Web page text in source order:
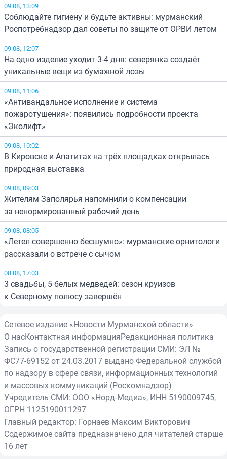
09.08, 13:09
Соблюдайте гигиену и будьте активны: мурманский
Роспотребнадзор дал советы по защите от ОРВИ летом
09.08, 12:07
На одно изделие уходит 3-4 дня: северянка создаёт
уникальные вещи из бумажной лозы
09.08, 11:06
«Антивандальное исполнение и система
пожаротушения»: появились подробности проекта
«Эколифт»
09.08, 10:02
В Кировске и Апатитах на трёх площадках открылась
природная выставка
09.08, 09:03
Жителям Заполярья напомнили о компенсации
за ненормированный рабочий день
09.08, 08:05
«Летел совершенно бесшумно»: мурманские орнитологи
рассказали о встрече с сычом
08.08, 17:03
3 свадьбы, 5 белых медведей: сезон круизов
к Северному полюсу завершён
Сетевое издание «Новости Мурманской области»
О насКонтактная информацияРедакционная политика
Запись о государственной регистрации СМИ: ЭЛ №
ФС77-69152 от 24.03.2017 выдано Федеральной службой
по надзору в сфере связи, информационных технологий
и массовых коммуникаций (Роскомнадзор)
Учредитель СМИ: ООО «Норд-Медиа», ИНН 5190009745,
ОГРН 1125190011297
Главный редактор: Горнаев Максим Викторович
Содержимое сайта предназначено для читателей старше
16 лет